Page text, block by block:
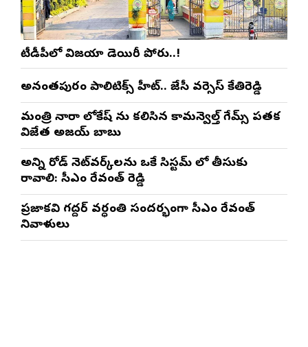
టీడీపీలో విజయా డెయిరీ పోరు..!
అనంతపురం పాలిటిక్స్ హీట్.. జేసీ వర్సెస్ కేతిరెడ్డి
మంత్రి నారా లోకేష్ ను కలిసిన కామన్వెల్త్ గేమ్స్ పతక
విజేత అజయ్ బాబు
అన్ని రోడ్ నెట్‌వర్క్‌లను ఒకే సిస్టమ్ లో తీసుకు
రావాలి: సీఎం రేవంత్ రెడ్డి
ప్రజాకవి గద్దర్‌ వర్ధంతి సందర్భంగా సీఎం రేవంత్‌
నివాళులు